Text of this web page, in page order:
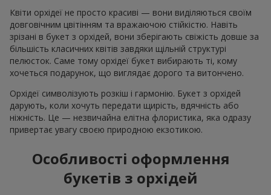
Квіти орхідеї не просто красиві — вони виділяються своїм
довговічним цвітінням та вражаючою стійкістю. Навіть
зрізані в букет з орхідей, вони зберігають свіжість довше за
більшість класичних квітів завдяки щільній структурі
пелюсток. Саме тому орхідеї букет вибирають ті, кому
хочеться подарунок, що виглядає дорого та витончено.
Орхідеї символізують розкіш і гармонію. Букет з орхідей
дарують, коли хочуть передати щирість, вдячність або
ніжність. Це — незвичайна елітна флористика, яка одразу
привертає увагу своєю природною екзотикою.
Особливості оформлення
букетів з орхідей